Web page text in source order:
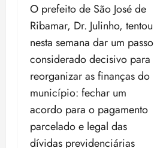
O prefeito de São José de
Ribamar, Dr. Julinho, tentou
nesta semana dar um passo
considerado decisivo para
reorganizar as finanças do
município: fechar um
acordo para o pagamento
parcelado e legal das
dívidas previdenciárias